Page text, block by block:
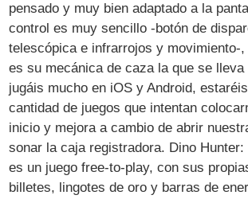
pensado y muy bien adaptado a la
control es muy sencillo -botón de
telescópica e infrarrojos y movimiento-
es su mecánica de caza la que se lleva
jugáis mucho en iOS y Android,
cantidad de juegos que intentan
inicio y mejora a cambio de abrir
sonar la caja registradora. Dino Hunter:
es un juego free-to-play, con sus
billetes, lingotes de oro y barras de